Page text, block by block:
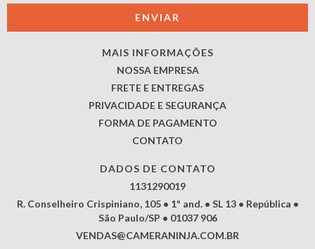
MAIS INFORMAÇÕES
NOSSA EMPRESA
FRETE E ENTREGAS
PRIVACIDADE E SEGURANÇA
FORMA DE PAGAMENTO
CONTATO
DADOS DE CONTATO
1131290019
R. Conselheiro Crispiniano, 105 • 1º and. • SL 13 • República •
São Paulo/SP • 01037 906
VENDAS@CAMERANINJA.COM.BR